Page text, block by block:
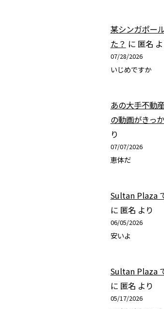
某シンガポー
た？ に 匿名
07/28/2026
いじめですか
あの大手不動
の動画がきっ
り
07/07/2026
恵体だ
Sultan Plaza
に 匿名 より
06/05/2026
安いよ
Sultan Plaza
に 匿名 より
05/17/2026